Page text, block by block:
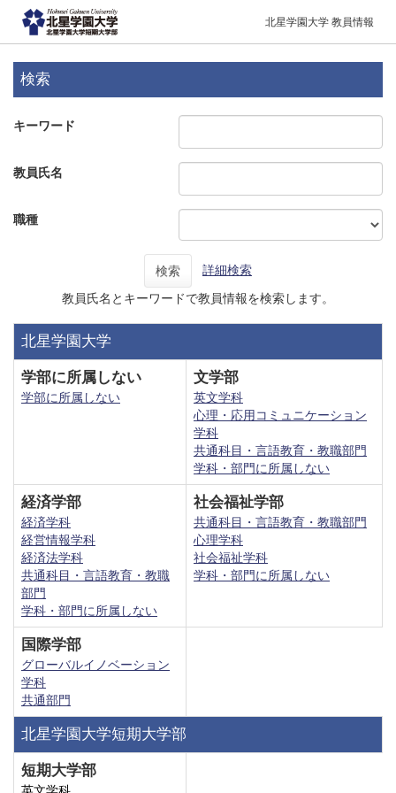
北星学園大学 教員情報
検索
キーワード
教員氏名
職種
検索 詳細検索
教員氏名とキーワードで教員情報を検索します。
北星学園大学
学部に所属しない
学部に所属しない
文学部
英文学科
心理・応用コミュニケーション
学科
共通科目・言語教育・教職部門
学科・部門に所属しない
経済学部
経済学科
経営情報学科
経済法学科
共通科目・言語教育・教職
部門
学科・部門に所属しない
社会福祉学部
共通科目・言語教育・教職部門
心理学科
社会福祉学科
学科・部門に所属しない
国際学部
グローバルイノベーション
学科
共通部門
北星学園大学短期大学部
短期大学部